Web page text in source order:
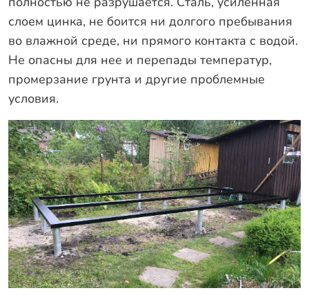
слоем цинка, не боится ни долгого пребывания
во влажной среде, ни прямого контакта с водой.
Не опасны для нее и перепады температур,
промерзание грунта и другие проблемные
условия.